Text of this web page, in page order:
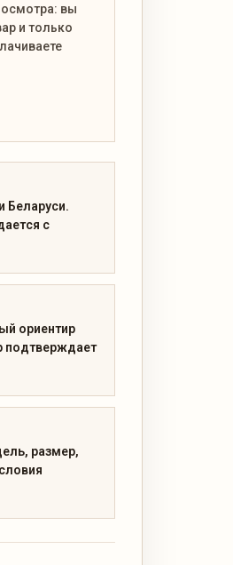
вы
и только
Беларуси.
с
ориентир
подтверждает
размер,